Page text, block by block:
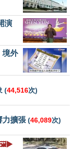
演
境外
(44,516次)
力擴張 (46,089次)